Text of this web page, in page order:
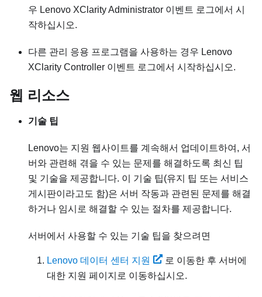
우 Lenovo XClarity Administrator 이벤트 로그에서 시
작하십시오.
다른 관리 응용 프로그램을 사용하는 경우 Lenovo
XClarity Controller 이벤트 로그에서 시작하십시오.
웹 리소스
기술 팁
Lenovo는 지원 웹사이트를 계속해서 업데이트하여, 서
버와 관련해 겪을 수 있는 문제를 해결하도록 최신 팁
및 기술을 제공합니다. 이 기술 팁(유지 팁 또는 서비스
게시판이라고도 함)은 서버 작동과 관련된 문제를 해결
하거나 임시로 해결할 수 있는 절차를 제공합니다.
서버에서 사용할 수 있는 기술 팁을 찾으려면
Lenovo 데이터 센터 지원
로 이동한 후 서버에
대한 지원 페이지로 이동하십시오.